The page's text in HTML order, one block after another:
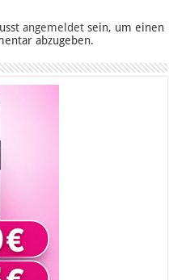
angemeldet sein, um einen
abzugeben.